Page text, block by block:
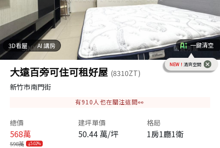
3D看屋 AI 講房 一鍵清空
NEW！ 清爽空間
大遠百旁可住可租好屋 (8310ZT)
新竹市南門街
有910 人也在關注這間👀
總價
568萬
598萬 5.02%
建坪單價
50.44 萬/坪
格局
1房1廳1衛